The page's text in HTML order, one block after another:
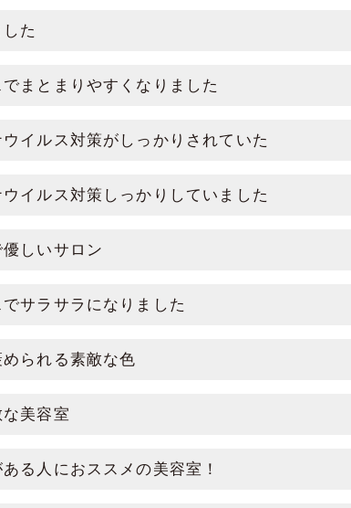
た
まとまりやすくなりました
イルス対策がしっかりされていた
イルス対策しっかりしていました
しいサロン
サラサラになりました
られる素敵な色
美容室
る人におススメの美容室！